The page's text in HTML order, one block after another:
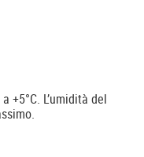
+5°C. L’umidità del